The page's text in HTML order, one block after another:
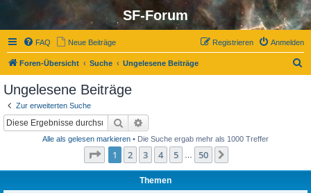
SF-Forum
FAQ Neue Beiträge Anmelden
Registrieren
Foren-Übersicht Suche Ungelesene Beiträge
Ungelesene Beiträge
Zur erweiterten Suche
Suche
Alle als gelesen markieren • Die Suche ergab mehr als 1000 Treffer
Seite 1von 50
1 2 3 4 5 50
Themen